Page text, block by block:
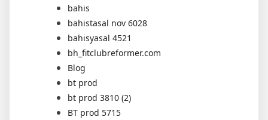
bahis
bahistasal nov 6028
bahisyasal 4521
bh_fitclubreformer.com
Blog
bt prod
bt prod 3810 (2)
BT prod 5715